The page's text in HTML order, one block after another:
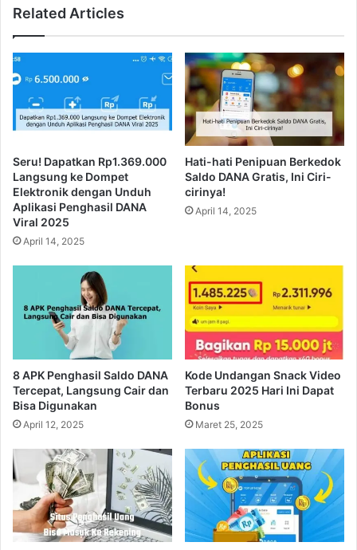
Related Articles
Seru! Dapatkan Rp1.369.000
Langsung ke Dompet
Elektronik dengan Unduh
Aplikasi Penghasil DANA
Viral 2025
April 14, 2025
Hati-hati Penipuan Berkedok
Saldo DANA Gratis, Ini Ciri-
cirinya!
April 14, 2025
8 APK Penghasil Saldo DANA
Tercepat, Langsung Cair dan
Bisa Digunakan
April 12, 2025
Kode Undangan Snack Video
Terbaru 2025 Hari Ini Dapat
Bonus
Maret 25, 2025